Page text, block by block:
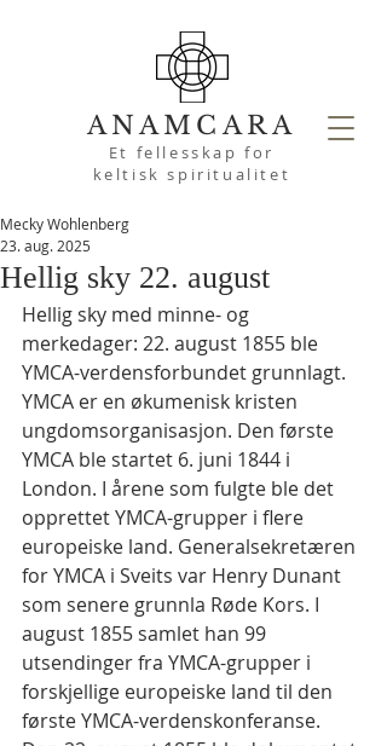
ANAMCARA
Et fellesskap for
keltisk spiritualitet
Hellig sky 22. august
Mecky Wohlenberg
23. aug. 2025
Hellig sky med minne- og
merkedager: 22. august 1855 ble
YMCA-verdensforbundet grunnlagt.
YMCA er en økumenisk kristen
ungdomsorganisasjon. Den første
YMCA ble startet 6. juni 1844 i
London. I årene som fulgte ble det
opprettet YMCA-grupper i flere
europeiske land. Generalsekretæren
for YMCA i Sveits var Henry Dunant
som senere grunnla Røde Kors. I
august 1855 samlet han 99
utsendinger fra YMCA-grupper i
forskjellige europeiske land til den
første YMCA-verdenskonferanse.